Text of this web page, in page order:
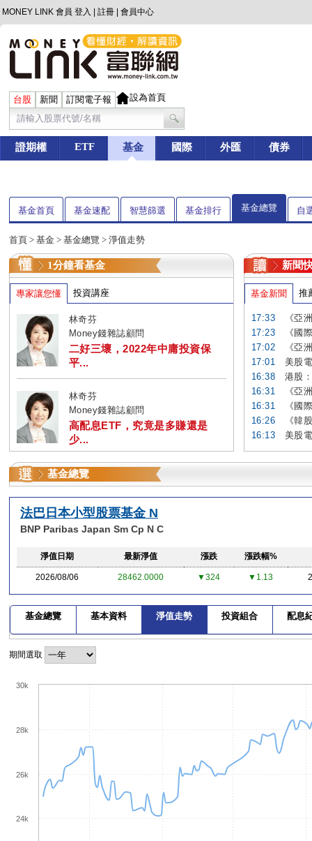
MONEY LINK 會員 登入 註冊 會員中心
台股 新聞 訂閱電子報 設為首頁
證期權 ETF 基金 國際 外匯 債券
基金首頁 基金速配 智慧篩選 基金排行 基金總覽 自
首頁 > 基金 > 基金總覽 > 淨值走勢
1分鐘看基金
專家讓您懂 投資講座
林奇芬
Money錢雜誌顧問
二好三壞，2022年中庸投資保
平...
林奇芬
Money錢雜誌顧問
高配息ETF，究竟是多賺還是
少...
新聞
基金新聞 推
17:33
《亞
17:23
《國
17:02
《亞
17:01
美股
16:38
港股
16:31
《亞
16:31
《國
16:26
《韓
16:13
美股
基金總覽
法巴日本小型股票基金 N
BNP Paribas Japan Sm Cp N C
淨值日期 最新淨值 漲跌 漲跌幅%
2026/08/06 28462.0000 ▼324 ▼1.13
基金總覽 基本資料 淨值走勢 投資組合 配息
期間選取
24k
26k
28k
30k